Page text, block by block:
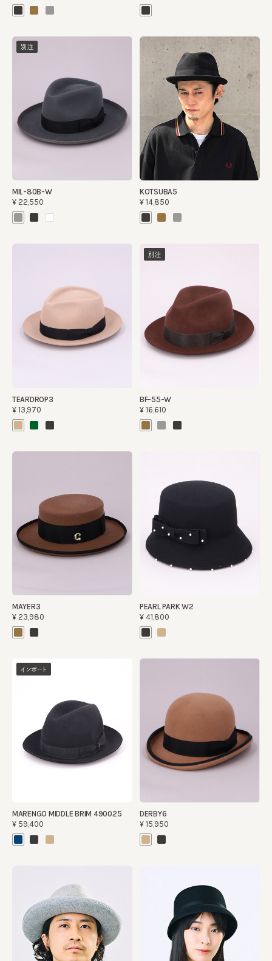
別注
MIL-80B-W
¥22,550
KOTSUBA5
¥14,850
TEARDROP3
¥13,970
別注
BF-55-W
¥16,610
MAYER3
¥23,980
PEARL PARK W2
¥41,800
インポート
MARENGO MIDDLE BRIM 490025
¥59,400
DERBY6
¥15,950